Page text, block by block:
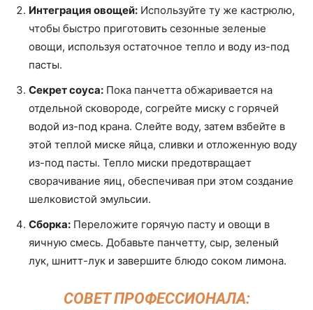
Интеграция овощей: Используйте ту же кастрюлю,
чтобы быстро приготовить сезонные зеленые
овощи, используя остаточное тепло и воду из-под
пасты.
Секрет соуса: Пока панчетта обжаривается на
отдельной сковороде, согрейте миску с горячей
водой из-под крана. Слейте воду, затем взбейте в
этой теплой миске яйца, сливки и отложенную воду
из-под пасты. Тепло миски предотвращает
сворачивание яиц, обеспечивая при этом создание
шелковистой эмульсии.
Сборка: Переложите горячую пасту и овощи в
яичную смесь. Добавьте панчетту, сыр, зеленый
лук, шнитт-лук и завершите блюдо соком лимона.
СОВЕТ ПРОФЕССИОНАЛА: